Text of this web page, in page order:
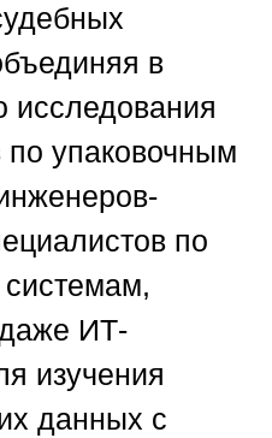
в
исследования
по упаковочным
по
ИТ-
изучения
данных с